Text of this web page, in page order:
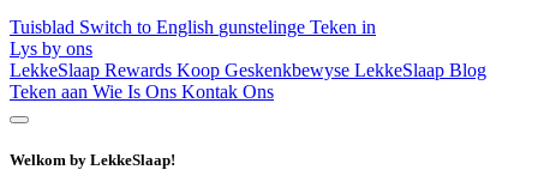
Tuisblad Switch to English gunstelinge Teken in
Lys by ons
LekkeSlaap Rewards Koop Geskenkbewyse LekkeSlaap Blog
Teken aan Wie Is Ons Kontak Ons
Welkom by LekkeSlaap!